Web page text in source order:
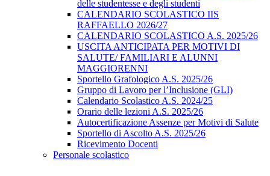
delle studentesse e degli studenti
CALENDARIO SCOLASTICO IIS
RAFFAELLO 2026/27
CALENDARIO SCOLASTICO A.S. 2025/26
USCITA ANTICIPATA PER MOTIVI DI
SALUTE/ FAMILIARI E ALUNNI
MAGGIORENNI
Sportello Grafologico A.S. 2025/26
Gruppo di Lavoro per l’Inclusione (GLI)
Calendario Scolastico A.S. 2024/25
Orario delle lezioni A.S. 2025/26
Autocertificazione Assenze per Motivi di Salute
Sportello di Ascolto A.S. 2025/26
Ricevimento Docenti
Personale scolastico